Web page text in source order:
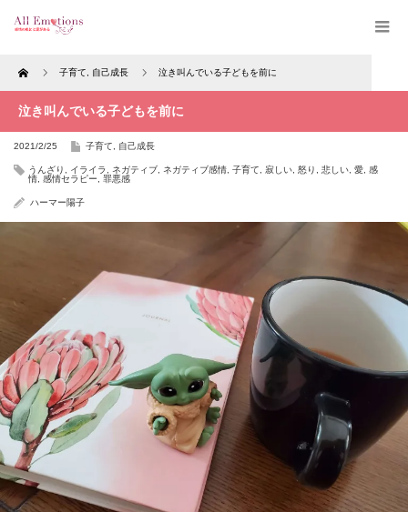
Home 子育て 自己成長 泣き叫んでいる子どもを前に
泣き叫んでいる子どもを前に
2021/2/25 子育て 自己成長
うんざり イライラ ネガティブ ネガティブ感情 子育て 寂しい 怒り 悲しい 愛 感
情 感情セラピー 罪悪感
ハーマー陽子